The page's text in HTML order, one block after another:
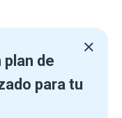
plan de
para tu